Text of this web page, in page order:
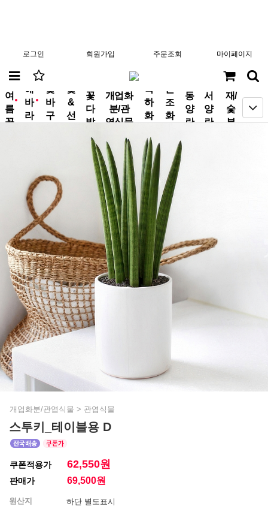
로그인 회원가입 주문조회 마이페이지
new
여
름
꽃
new
해
바
라
꽃
바
구
꽃
&
선
꽃
다
발
개업화
분/관
엽식물
축
하
화
근
조
화
동
양
란
서
양
란
분
재/
숯
부
개업화분/관엽식물 > 관엽식물
스투키_테이블용 D
쿠폰적용가 62,550원
판매가 69,500원
원산지
하단 별도표시